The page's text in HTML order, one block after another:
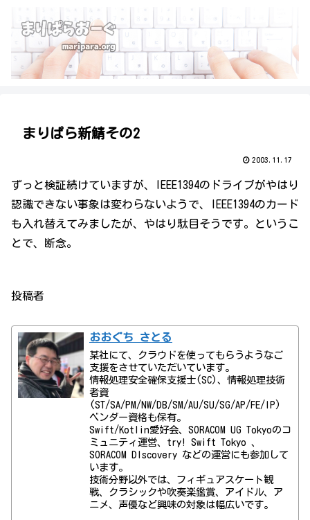
まりぱら新鯖その2
2003.11.17
ずっと検証続けていますが、IEEE1394のドライブがやはり
認識できない事象は変わらないようで、IEEE1394のカード
も入れ替えてみましたが、やはり駄目そうです。というこ
とで、断念。
投稿者
おおぐち さとる
某社にて、クラウドを使ってもらうようなご
支援をさせていただいています。
情報処理安全確保支援士(SC)、情報処理技術
者資
(ST/SA/PM/NW/DB/SM/AU/SU/SG/AP/FE/IP)
ベンダー資格も保有。
Swift/Kotlin愛好会、SORACOM UG Tokyoのコ
ミュニティ運営、try! Swift Tokyo 、
SORACOM DIscovery などの運営にも参加して
います。
技術分野以外では、フィギュアスケート観
戦、クラシックや吹奏楽鑑賞、アイドル、ア
ニメ、声優など興味の対象は幅広いです。